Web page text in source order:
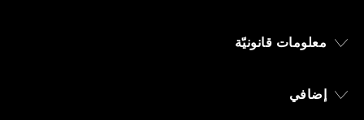
معلومات قانونيّة
إضافي